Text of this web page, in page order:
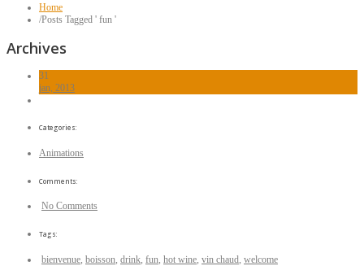
Home
/Posts Tagged ' fun '
Archives
31
jan, 2013
Categories:
Animations
Comments:
No Comments
Tags:
bienvenue, boisson, drink, fun, hot wine, vin chaud, welcome